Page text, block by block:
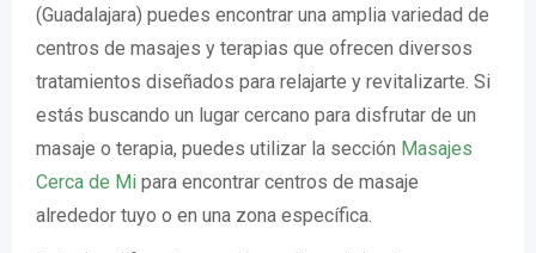
(Guadalajara) puedes encontrar una amplia variedad de
centros de masajes y terapias que ofrecen diversos
tratamientos diseñados para relajarte y revitalizarte. Si
estás buscando un lugar cercano para disfrutar de un
masaje o terapia, puedes utilizar la sección Masajes
Cerca de Mi para encontrar centros de masaje
alrededor tuyo o en una zona específica.